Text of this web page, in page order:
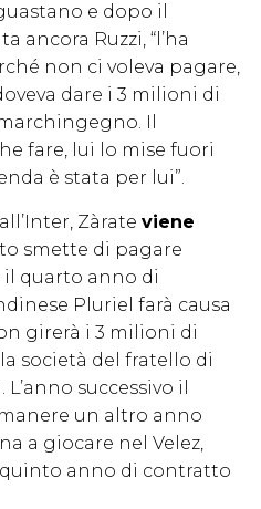
e dopo il
ancora Ruzzi, “l’ha
non ci voleva pagare,
dare i 3 milioni di
Il
fare, lui lo mise fuori
è stata per lui”.
Zàrate viene
smette di pagare
quarto anno di
Pluriel farà causa
girerà i 3 milioni di
società del fratello di
successivo il
un altro anno
a giocare nel Velez,
anno di contratto